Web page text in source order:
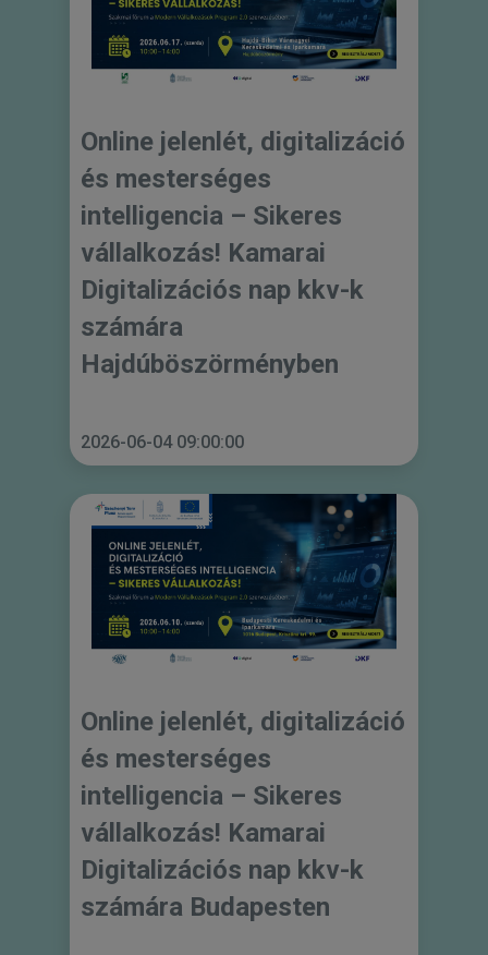
Online jelenlét, digitalizáció
és mesterséges
intelligencia – Sikeres
vállalkozás! Kamarai
Digitalizációs nap kkv-k
számára
Hajdúböszörményben
2026-06-04 09:00:00
Online jelenlét, digitalizáció
és mesterséges
intelligencia – Sikeres
vállalkozás! Kamarai
Digitalizációs nap kkv-k
számára Budapesten